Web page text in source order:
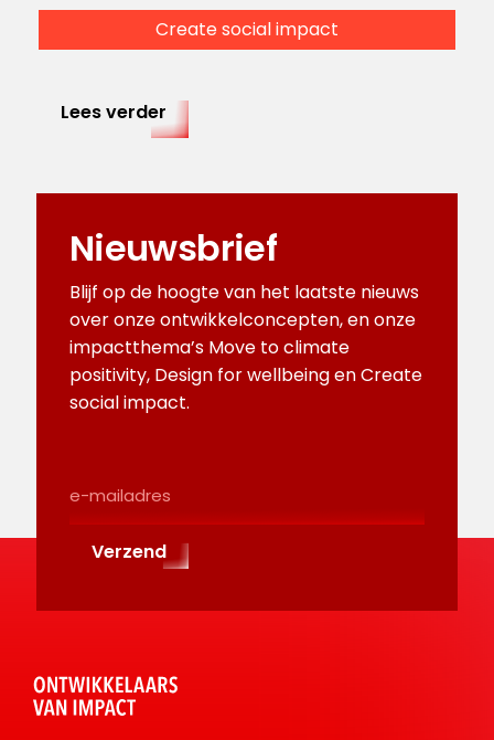
Create social impact
Lees verder
Nieuwsbrief
Blijf op de hoogte van het laatste nieuws
over onze ontwikkelconcepten, en onze
impactthema’s Move to climate
positivity, Design for wellbeing en Create
social impact.
Mailadres
Verzend